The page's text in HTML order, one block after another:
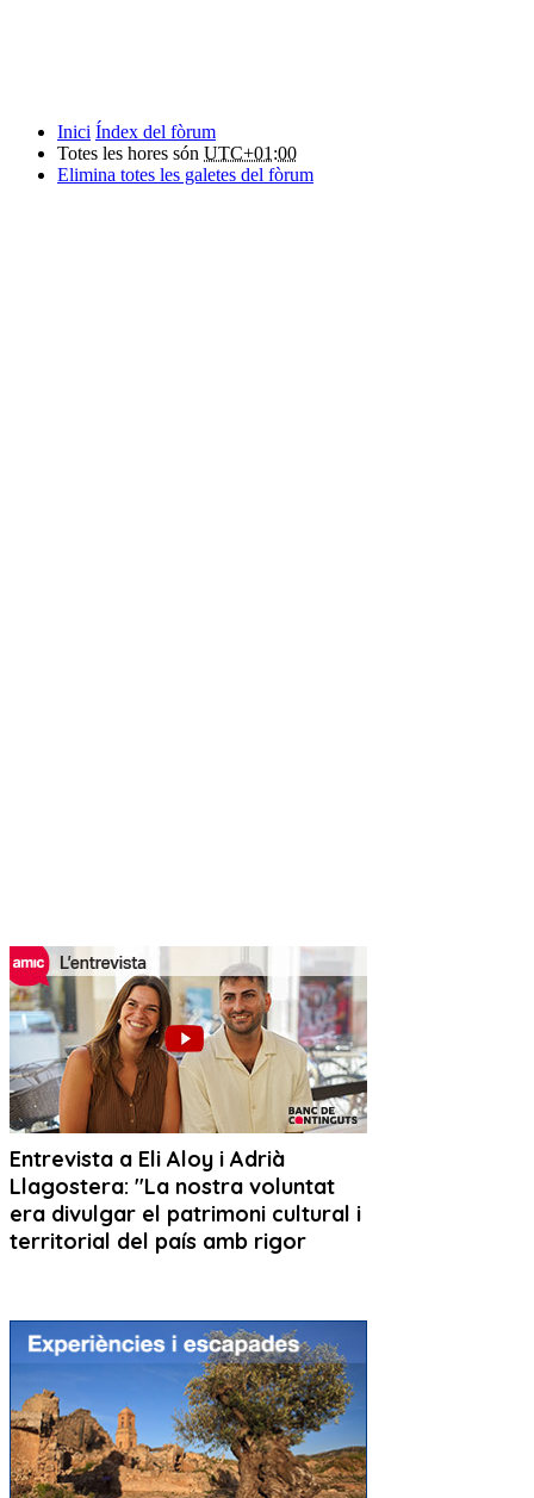
Inici Índex del fòrum
Totes les hores són UTC+01:00
Elimina totes les galetes del fòrum